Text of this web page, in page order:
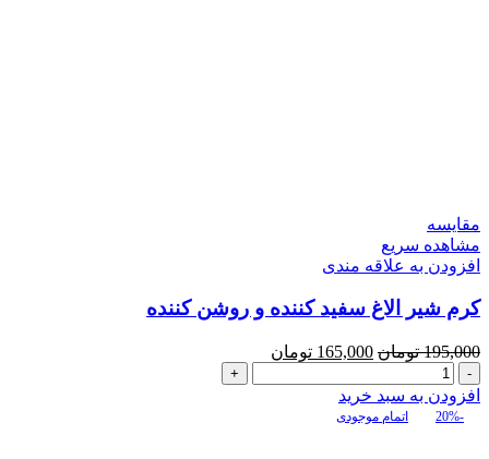
مقایسه
مشاهده سریع
افزودن به علاقه مندی
کرم شیر الاغ سفید کننده و روشن کننده
195,000 تومان قیمت
بود.
165,000 تومان
فعلی:
کرم
شیر
الاغ
افزودن به سبد خرید
-20% اتمام موجودی